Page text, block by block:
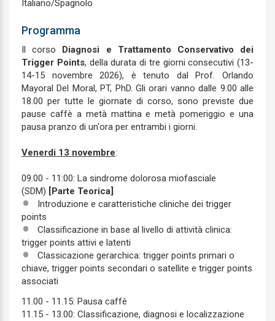
Italiano/Spagnolo
Programma
Il corso Diagnosi e Trattamento Conservativo dei
Trigger Points, della durata di tre giorni consecutivi (13-
14-15 novembre 2026), è tenuto dal Prof. Orlando
Mayoral Del Moral, PT, PhD. Gli orari vanno dalle 9.00 alle
18.00 per tutte le giornate di corso, sono previste due
pause caffè a metà mattina e metà pomeriggio e una
pausa pranzo di un'ora per entrambi i giorni.
Venerdi 13 novembre:
09.00 - 11:00: La sindrome dolorosa miofasciale
(SDM) [Parte Teorica]
Introduzione e caratteristiche cliniche dei trigger
points
Classificazione in base al livello di attività clinica:
trigger points attivi e latenti
Classicazione gerarchica: trigger points primari o
chiave, trigger points secondari o satellite e trigger points
associati
11.00 - 11.15: Pausa caffè
11.15 - 13.00: Classificazione, diagnosi e localizzazione